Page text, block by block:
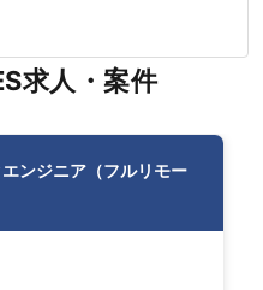
求人・案件
ンジニア（フルリモー